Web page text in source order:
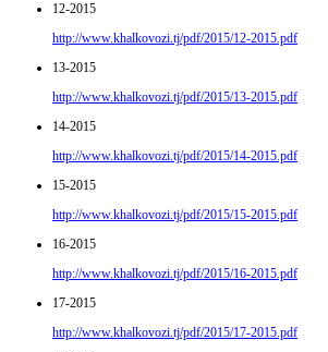
12-2015
http://www.khalkovozi.tj/pdf/2015/12-2015.pdf
13-2015
http://www.khalkovozi.tj/pdf/2015/13-2015.pdf
14-2015
http://www.khalkovozi.tj/pdf/2015/14-2015.pdf
15-2015
http://www.khalkovozi.tj/pdf/2015/15-2015.pdf
16-2015
http://www.khalkovozi.tj/pdf/2015/16-2015.pdf
17-2015
http://www.khalkovozi.tj/pdf/2015/17-2015.pdf